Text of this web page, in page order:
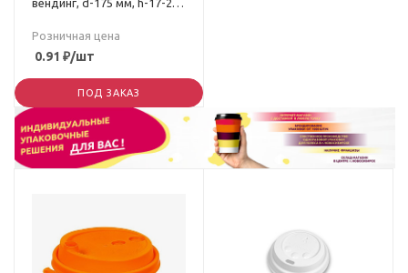
вендинг, d-175 мм, h-17-20
Розничная цена
0.91 ₽/шт
ПОД ЗАКАЗ